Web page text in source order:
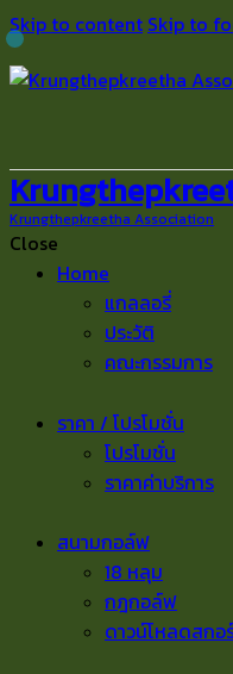
Skip to content Skip to
Krungthepkreetha Association
Close
Home
แกลลอรี่
ประวัติ
คณะกรรมการ
ราคา / โปรโมชั่น
โปรโมชั่น
ราคาค่าบริการ
สนามกอล์ฟ
18 หลุม
กฎกอล์ฟ
ดาวน์โหลดสกอ